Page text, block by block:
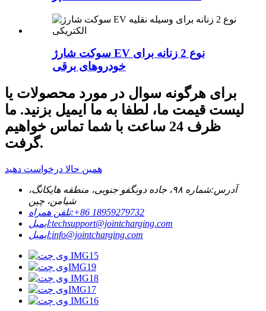
سوکت شارژ EV نوع 2 زنانه برای
خودروهای برقی
برای هرگونه سوال در مورد محصولات یا
لیست قیمت ما، لطفا به ما ایمیل بزنید. ما
ظرف 24 ساعت با شما تماس خواهیم
گرفت.
همین حالا درخواست دهید
آدرس:
شماره ۹۸، جاده دونگفو جنوبی، منطقه هایکانگ،
شیامن، چین
تلفن همراه:‎+86 18959279732‎
ایمیل:techsupport@jointcharging.com
ایمیل:info@jointcharging.com